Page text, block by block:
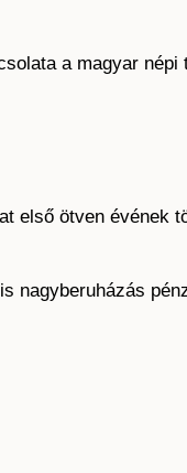
a magyar népi
első ötven évének
nagyberuházás